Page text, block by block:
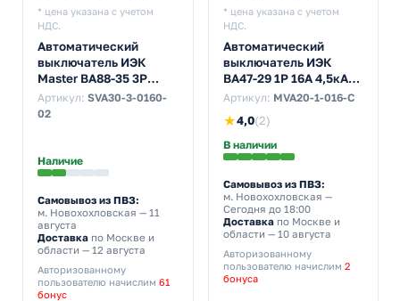
* цена указана с учетом
НДС.
Автоматический
выключатель ИЭК
Master ВА88-35 3Р
160А 35кА (автомат
электрический)
Артикул: SVA30-3-0160-
02
Наличие
Самовывоз из ПВЗ:
м. Новохохловская — 11
августа
Доставка по Москве и
области — 12 августа
Авторизованному
пользователю начислим 61
бонус
* цена указана с учетом
НДС.
Автоматический
выключатель ИЭК
ВА47-29 1Р 16А 4,5кА
характеристика С
электрический)
Артикул: MVA20-1-016-C
★4,0(2)
В наличии
Самовывоз из ПВЗ:
м. Новохохловская —
Сегодня до 18:00
Доставкапо Москве и
области — 10 августа
Авторизованному
пользователю начислим 2
бонуса